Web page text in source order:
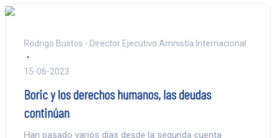
Rodrigo Bustos - Director Ejecutivo Amnistía Internacional
15-06-2023
Boric y los derechos humanos, las deudas
continúan
Han pasado varios días desde la segunda cuenta